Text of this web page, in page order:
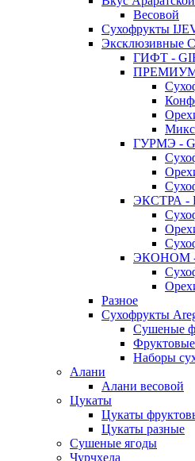
Весовой
Сухофрукты
Эксклюзивные
ГИФТ -
ПРЕМИУМ
Микс
ГУРМЭ -
ЭКСТРА -
ЭКОНОМ -
Разное
Сухофрукты
Сушеные
Наборы
Алани
Алани весовой
Цукаты
Цукаты
Цукаты разные
Сушеные ягоды
Чурчхела